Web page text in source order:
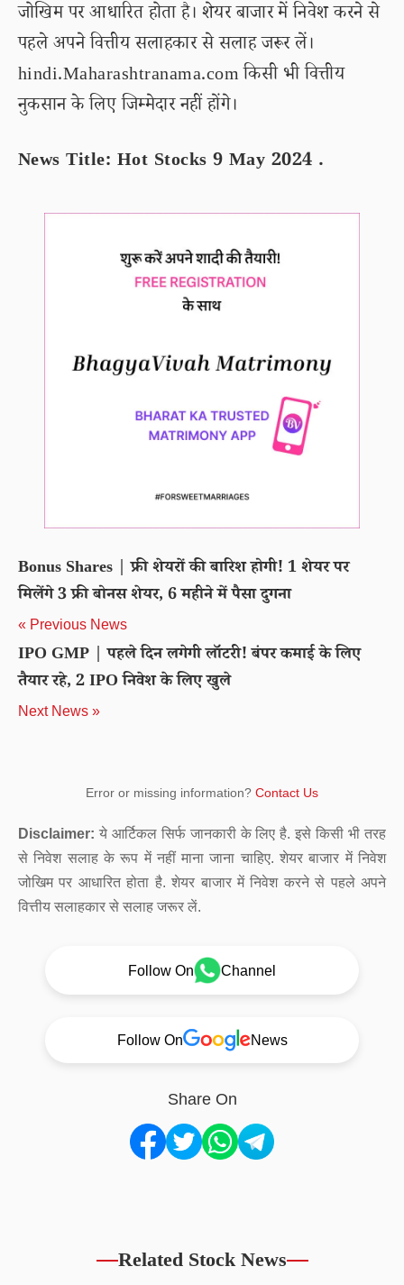
जोखिम पर आधारित होता है। शेयर बाजार में निवेश करने से
पहले अपने वित्तीय सलाहकार से सलाह जरूर लें।
hindi.Maharashtranama.com किसी भी वित्तीय
नुकसान के लिए जिम्मेदार नहीं होंगे।
News Title: Hot Stocks 9 May 2024 .
Bonus Shares | फ्री शेयरों की बारिश होगी! 1 शेयर पर
मिलेंगे 3 फ्री बोनस शेयर, 6 महीने में पैसा दुगना
« Previous News
IPO GMP | पहले दिन लगेगी लॉटरी! बंपर कमाई के लिए
तैयार रहे, 2 IPO निवेश के लिए खुले
Next News »
Error or missing information? Contact Us
Disclaimer: ये आर्टिकल सिर्फ जानकारी के लिए है. इसे किसी भी तरह
से निवेश सलाह के रूप में नहीं माना जाना चाहिए. शेयर बाजार में निवेश
जोखिम पर आधारित होता है. शेयर बाजार में निवेश करने से पहले अपने
वित्तीय सलाहकार से सलाह जरूर लें.
Follow On Channel
Follow On News
Share On
Related Stock News